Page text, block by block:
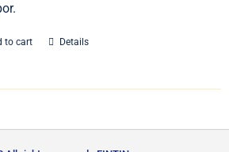
to cart Details